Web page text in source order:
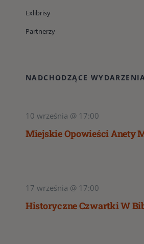
Exlibrisy
Partnerzy
NADCHODZĄCE
10 września @ 17:00
Miejskie Opowieści Anety
17 września @ 17:00
Historyczne Czwartki W